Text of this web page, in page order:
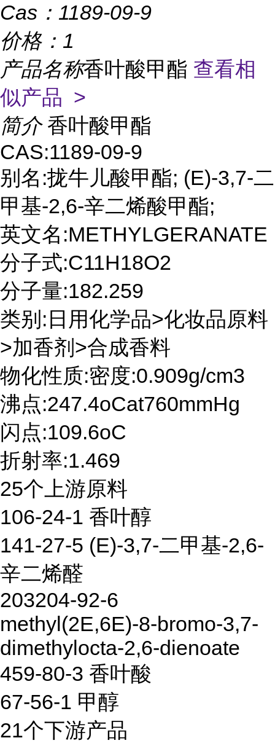
Cas： 1189-09-9
价格： 1
产品名称香叶酸甲酯 查看相
似产品 >
简介 香叶酸甲酯
CAS:1189-09-9
别名:拢牛儿酸甲酯; (E)-3,7-二
甲基-2,6-辛二烯酸甲酯;
英文名:METHYLGERANATE
分子式:C11H18O2
分子量:182.259
类别:日用化学品>化妆品原料
>加香剂>合成香料
物化性质:密度:0.909g/cm3
沸点:247.4oCat760mmHg
闪点:109.6oC
折射率:1.469
25个上游原料
106-24-1 香叶醇
141-27-5 (E)-3,7-二甲基-2,6-
辛二烯醛
203204-92-6
methyl(2E,6E)-8-bromo-3,7-
dimethylocta-2,6-dienoate
459-80-3 香叶酸
67-56-1 甲醇
21个下游产品